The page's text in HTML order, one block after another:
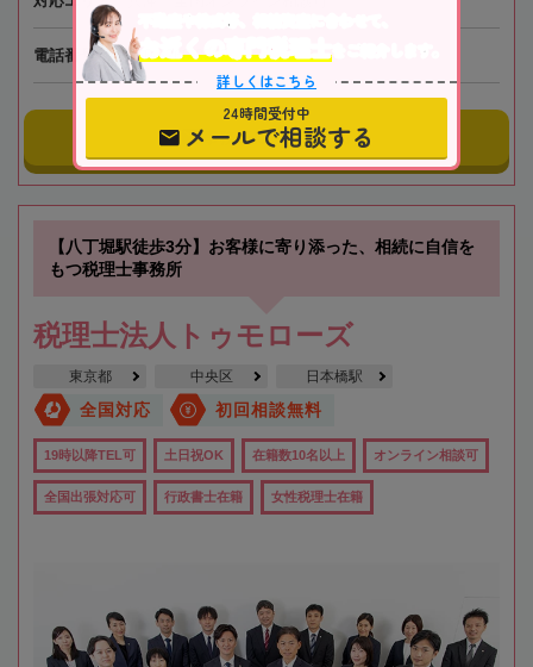
電話番号 050-5268-8582
事務所にメールする
【八丁堀駅徒歩3分】お客様に寄り添った、相続に自信を
もつ税理士事務所
税理士法人トゥモローズ
東京都 中央区 日本橋駅
全国対応 初回相談無料
19時以降TEL可 土日祝OK 在籍数10名以上 オンライン相談可
全国出張対応可 行政書士在籍 女性税理士在籍
不動産や株式等、相続資産に合わせて、
お近くの専門税理士
をご紹介します。
詳しくはこちら
24時間受付中
メールで相談する